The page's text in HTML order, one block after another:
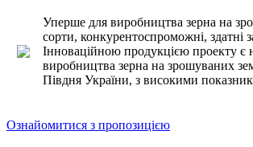
Уперше для виробництва зерна на
сорти, конкурентоспроможні, здатні
Інноваційною продукцією проекту є
виробництва зерна на зрошуваних
Півдня України, з високими
Ознайомитися з пропозицією